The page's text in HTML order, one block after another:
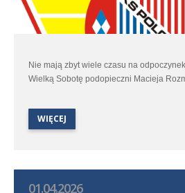
Nie mają zbyt wiele czasu na
Wielką Sobotę podopieczni Macieja
się do Stęszewa by w spotkaniu 25
WIĘCEJ
01.04.2026